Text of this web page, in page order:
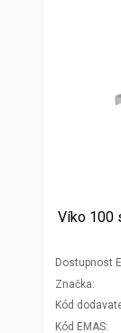
Víko 100
Dostupnost
Značka
Kód
Kód EMAS